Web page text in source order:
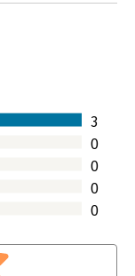
3
0
0
0
0